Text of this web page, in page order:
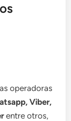
operadoras
Viber,
entre otros,